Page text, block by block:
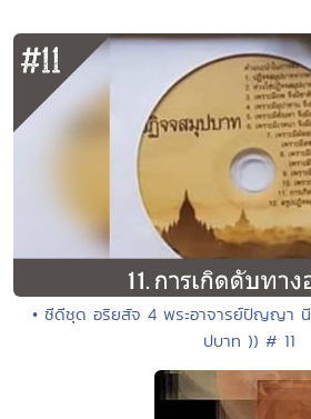
• ซีดีชุด อริยสัจ 4 พระอาจารย์ปัญญา
ปบาท )) # 11